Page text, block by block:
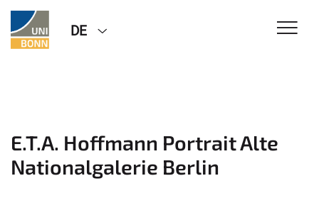
DE
E.T.A. Hoffmann Portrait Alte
Nationalgalerie Berlin